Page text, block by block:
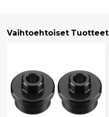
Vaihtoehtoiset Tuotteet